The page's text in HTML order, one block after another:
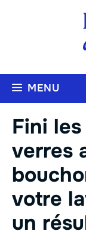
MENU
Fini
verres
votre
un